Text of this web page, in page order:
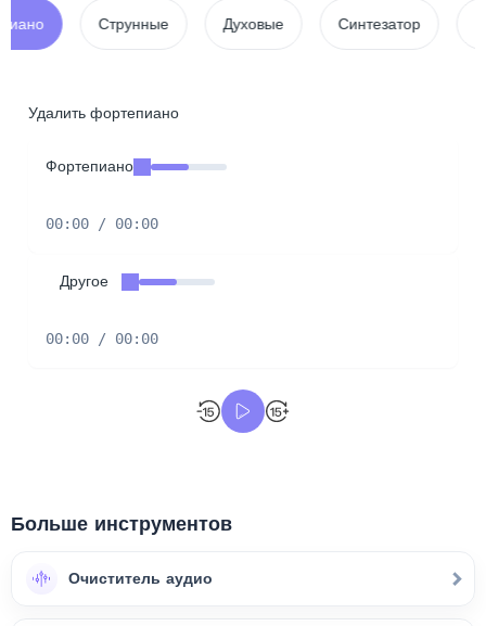
Струнные Духовые Синтезатор
Удалить фортепиано
Фортепиано
00:00 / 00:00
Другое
00:00 / 00:00
Больше инструментов
Очиститель аудио